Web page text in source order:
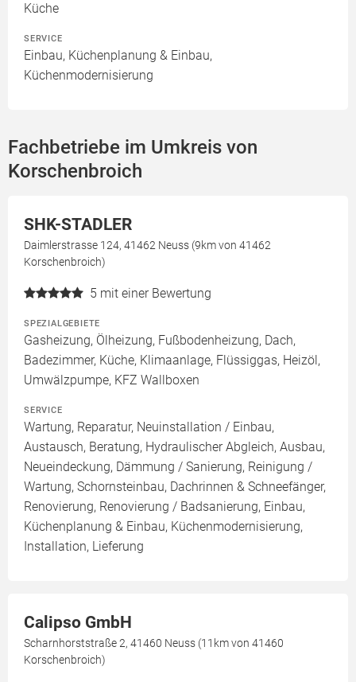
Küche
SERVICE
Einbau, Küchenplanung & Einbau,
Küchenmodernisierung
Fachbetriebe im Umkreis von
Korschenbroich
SHK-STADLER
Daimlerstrasse 124, 41462 Neuss (9km von 41462
Korschenbroich)
5 mit einer Bewertung
SPEZIALGEBIETE
Gasheizung, Ölheizung, Fußbodenheizung, Dach,
Badezimmer, Küche, Klimaanlage, Flüssiggas, Heizöl,
Umwälzpumpe, KFZ Wallboxen
SERVICE
Wartung, Reparatur, Neuinstallation / Einbau,
Austausch, Beratung, Hydraulischer Abgleich, Ausbau,
Neueindeckung, Dämmung / Sanierung, Reinigung /
Wartung, Schornsteinbau, Dachrinnen & Schneefänger,
Renovierung, Renovierung / Badsanierung, Einbau,
Küchenplanung & Einbau, Küchenmodernisierung,
Installation, Lieferung
Calipso GmbH
Scharnhorststraße 2, 41460 Neuss (11km von 41460
Korschenbroich)